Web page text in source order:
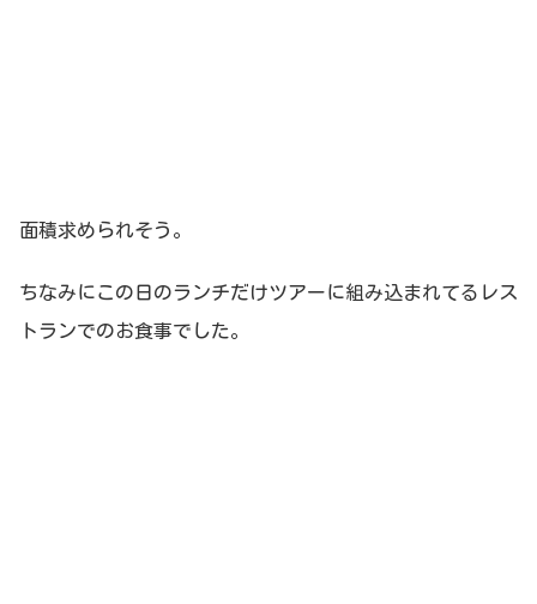
面積求められそう。
ちなみにこの日のランチだけツアーに組み込まれてるレス
トランでのお食事でした。